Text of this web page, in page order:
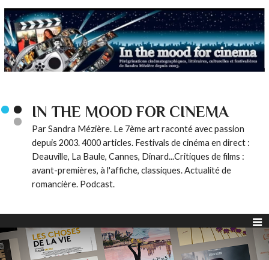
IN THE MOOD FOR CINEMA
Par Sandra Mézière. Le 7ème art raconté avec passion
depuis 2003. 4000 articles. Festivals de cinéma en direct :
Deauville, La Baule, Cannes, Dinard...Critiques de films :
avant-premières, à l'affiche, classiques. Actualité de
romancière. Podcast.